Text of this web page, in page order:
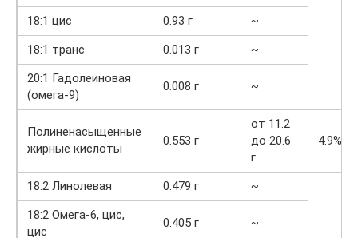
18:1 цис 0.93 г
~
18:1 транс
0.013 г
~
20:1 Гадолеиновая
(омега-9)
0.008 г ~
Полиненасыщенные
жирные кислоты
0.553 г
от 11.2
до 20.6
г
4.9%
18:2 Линолевая 0.479 г
~
18:2 Омега-6, цис,
цис
0.405 г ~